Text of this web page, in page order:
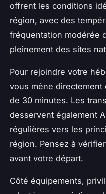
offrent les conditions
région, avec des
fréquentation modérée
pleinement des sites
Pour rejoindre votre
vous mène directement
de 30 minutes. Les
desservent également
régulières vers les
région. Pensez à
avant votre départ.
Côté équipements,